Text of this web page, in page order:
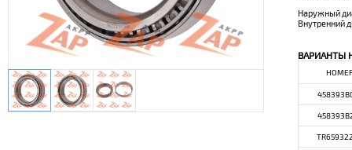
Наружный
Внутренний
ВАРИАНТЫ